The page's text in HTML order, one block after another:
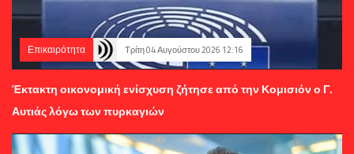
Επικαιρότητα Τρίτη 04 Αυγούστου 2026 12:16
Έκτακτη οικονομική ενίσχυση ζήτησε από την Κομισιόν ο Γ.
Αυτιάς λόγω των πυρκαγιών